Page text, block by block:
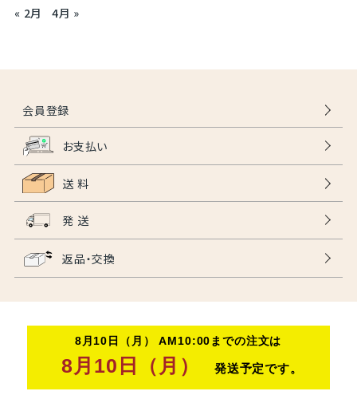
« 2月 4月 »
会員登録
お支払い
送 料
発 送
返品・交換